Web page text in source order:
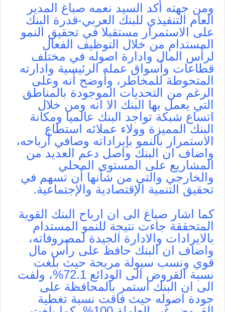
ومن جهته أكد السيد نعمه صباغ المدير
العام التنفيذي للبنك العربي-قدرة البنك
على الاستمرار مستقبلا في تحقيق النمو
المستدام من خلال التوظيف الفعال
لرأس المال وادارة اصوله في مختلف
قطاعات وأسواق عمله الرئيسية وادارته
المتحوطة للمخاطر، وأوضح أنه وعلى
الرغم من التحديات الموجودة بالمناطق
التي يعمل بها البنك الا انه ومن خلال
اتساع شبكة تواجد البنك عالميا ومكانة
البنك المميزة وولاء عملائه استطاع
الاستمرار بالنمو بإيراداته وصافي أرباحه،
واضاف ان البنك واصل دعم العديد من
المشاريع على المستوى المحلي
والخارجي والتي من شأنها أن تسهم في
تحقيق التنمية الإقتصادية والإجتماعية.
كما اشار صباغ الى ان ارباح البنك القوية
المتحققة جاءت نتيجة للنمو المستدام
بالايرادات والادارة الجيدة لمصروفاته،
واضاف ان البنك حافظ على رأس مال
قوي ونسب سيولة مريحة حيث بلغت
نسبة القروض الى الودائع 72.1%، ولفت
الى ان البنك استمر بالمحافظة على
جودة اصوله حيث فاقت نسبة تغطية